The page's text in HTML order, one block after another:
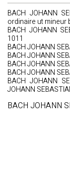
BACH JOHANN
ordinaire ut mineur
BACH JOHANN
1011
BACH JOHANN
BACH JOHANN
BACH JOHANN
BACH JOHANN
BACH JOHANN
JOHANN
BACH JOHANN